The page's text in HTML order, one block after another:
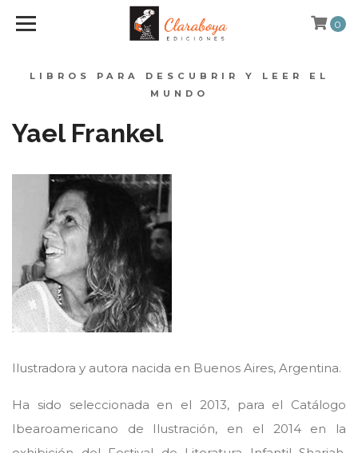
LIBROS PARA DESCUBRIR Y LEER EL
MUNDO
0
Yael Frankel
Ilustradora y autora nacida en Buenos Aires, Argentina.
Ha sido seleccionada en el 2013, para el Catálogo
Ibearoamericano de Ilustración, en el 2014 en la